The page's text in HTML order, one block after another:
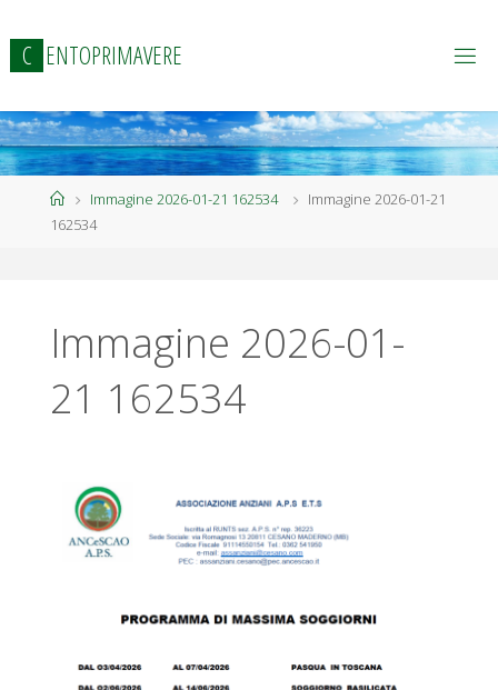
al
contenuto
C ENTOPRIMAVERE
HomeImmagine 2026-01-21 162534
Immagine 2026-01-21
162534
Immagine 2026-01-
21 162534